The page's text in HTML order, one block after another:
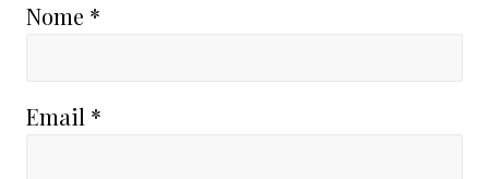
Nome *
Email *